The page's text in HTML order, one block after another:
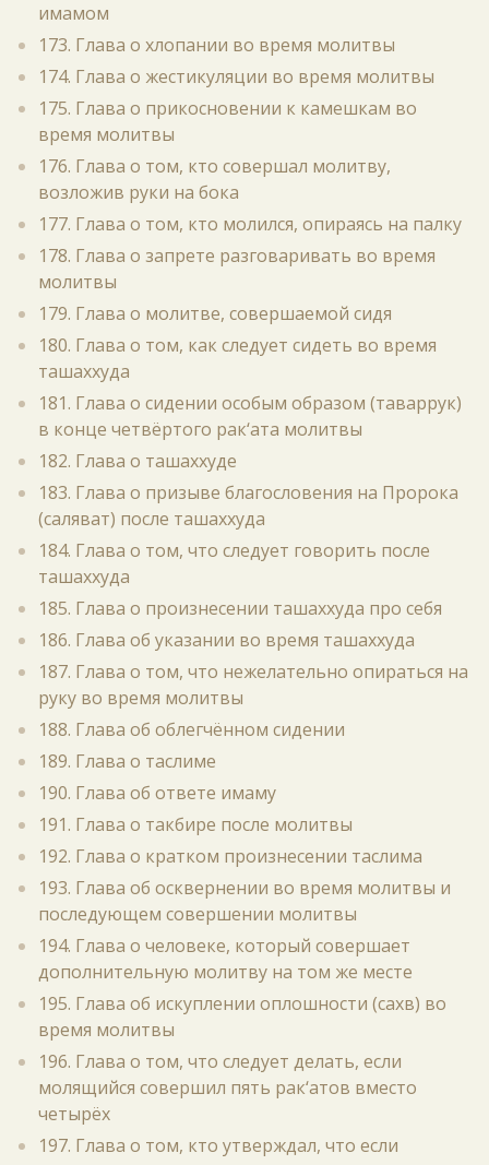
имамом
173. Глава о хлопании во время молитвы
174. Глава о жестикуляции во время молитвы
175. Глава о прикосновении к камешкам во
время молитвы
176. Глава о том, кто совершал молитву,
возложив руки на бока
177. Глава о том, кто молился, опираясь на палку
178. Глава о запрете разговаривать во время
молитвы
179. Глава о молитве, совершаемой сидя
180. Глава о том, как следует сидеть во время
ташаххуда
181. Глава о сидении особым образом (таваррук)
в конце четвёртого рак‘ата молитвы
182. Глава о ташаххуде
183. Глава о призыве благословения на Пророка
(саляват) после ташаххуда
184. Глава о том, что следует говорить после
ташаххуда
185. Глава о произнесении ташаххуда про себя
186. Глава об указании во время ташаххуда
187. Глава о том, что нежелательно опираться на
руку во время молитвы
188. Глава об облегчённом сидении
189. Глава о таслиме
190. Глава об ответе имаму
191. Глава о такбире после молитвы
192. Глава о кратком произнесении таслима
193. Глава об осквернении во время молитвы и
последующем совершении молитвы
194. Глава о человеке, который совершает
дополнительную молитву на том же месте
195. Глава об искуплении оплошности (сахв) во
время молитвы
196. Глава о том, что следует делать, если
молящийся совершил пять рак‘атов вместо
четырёх
197. Глава о том, кто утверждал, что если